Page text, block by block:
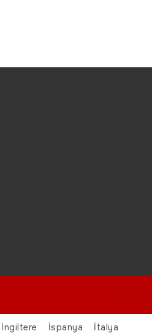
İngiltere İspanya İtalya